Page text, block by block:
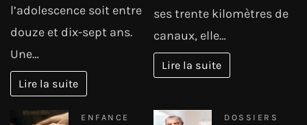
l’adolescence soit entre
douze et dix-sept ans.
Une…
Lire la suite
ses trente kilomètres de
canaux, elle…
Lire la suite
ENFANCE
DOSSIERS